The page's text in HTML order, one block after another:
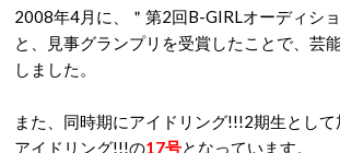
2008年4月に、＂第2回B-GIRLオーディシ
と、見事グランプリを受賞したことで、芸
しました。
また、同時期にアイドリング!!!2期生として
アイドリング!!!の17号となっています。